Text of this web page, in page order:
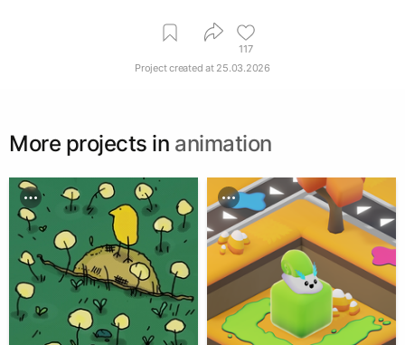
117
Project created at 25.03.2026
More projects in animation